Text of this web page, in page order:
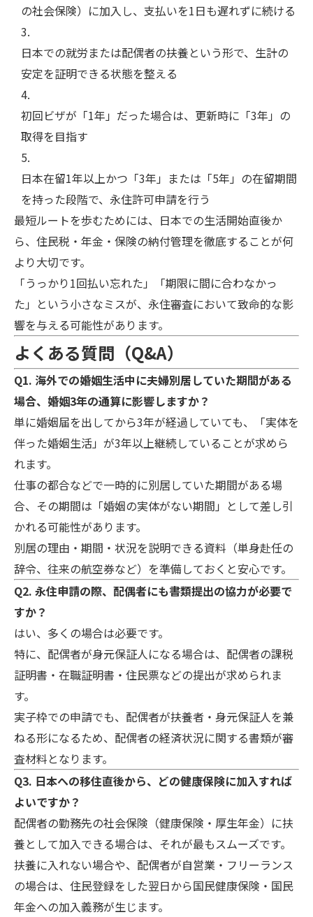
の社会保険）に加入し、支払いを1日も遅れずに続ける
日本での就労または配偶者の扶養という形で、生計の
安定を証明できる状態を整える
初回ビザが「1年」だった場合は、更新時に「3年」の
取得を目指す
日本在留1年以上かつ「3年」または「5年」の在留期間
を持った段階で、永住許可申請を行う
最短ルートを歩むためには、日本での生活開始直後か
ら、住民税・年金・保険の納付管理を徹底することが何
より大切です。
「うっかり1回払い忘れた」「期限に間に合わなかっ
た」という小さなミスが、永住審査において致命的な影
響を与える可能性があります。
よくある質問（Q&A）
Q1. 海外での婚姻生活中に夫婦別居していた期間がある
場合、婚姻3年の通算に影響しますか？
単に婚姻届を出してから3年が経過していても、「実体を
伴った婚姻生活」が3年以上継続していることが求めら
れます。
仕事の都合などで一時的に別居していた期間がある場
合、その期間は「婚姻の実体がない期間」として差し引
かれる可能性があります。
別居の理由・期間・状況を説明できる資料（単身赴任の
辞令、往来の航空券など）を準備しておくと安心です。
Q2. 永住申請の際、配偶者にも書類提出の協力が必要で
すか？
はい、多くの場合は必要です。
特に、配偶者が身元保証人になる場合は、配偶者の課税
証明書・在職証明書・住民票などの提出が求められま
す。
実子枠での申請でも、配偶者が扶養者・身元保証人を兼
ねる形になるため、配偶者の経済状況に関する書類が審
査材料となります。
Q3. 日本への移住直後から、どの健康保険に加入すれば
よいですか？
配偶者の勤務先の社会保険（健康保険・厚生年金）に扶
養として加入できる場合は、それが最もスムーズです。
扶養に入れない場合や、配偶者が自営業・フリーランス
の場合は、住民登録をした翌日から国民健康保険・国民
年金への加入義務が生じます。